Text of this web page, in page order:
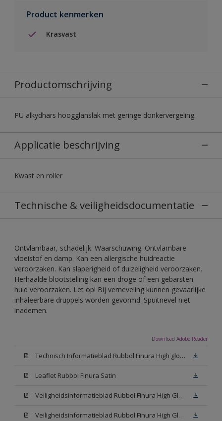
Product kenmerken
Krasvast
Productomschrijving
PU alkydhars hoogglanslak met geringe donkervergeling.
Applicatie beschrijving
Kwast en roller
Technische & veiligheidsdocumentatie
Ontvlambaar, schadelijk. Waarschuwing. Ontvlambare
vloeistof en damp. Kan een allergische huidreactie
veroorzaken. Kan slaperigheid of duizeligheid veroorzaken.
Herhaalde blootstelling kan een droge of een gebarsten
huid veroorzaken. Let op! Bij verneveling kunnen gevaarlijke
inhaleerbare druppels worden gevormd. Spuitnevel niet
inademen.
Download Adobe Reader
Technisch Informatieblad Rubbol Finura High gloss (PDF)
Leaflet Rubbol Finura Satin
Veiligheidsinformatieblad Rubbol Finura High Gloss W05 (MSDS)
Veiligheidsinformatieblad Rubbol Finura High Gloss White (MSDS)